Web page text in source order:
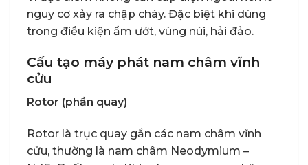
nguy cơ xảy ra chập cháy. Đặc biệt khi dùng
trong điều kiện ẩm ướt, vùng núi, hải đảo.
Cấu tạo máy phát nam châm vĩnh
cửu
Rotor (phần quay)
Rotor là trục quay gắn các nam châm vĩnh
cửu, thường là nam châm Neodymium –